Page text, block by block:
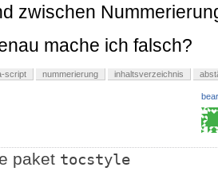
zwischen
mache ich falsch?
script nummerierung inhaltsverzeichnis
paket tocstyle